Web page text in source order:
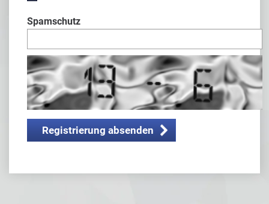
Spamschutz